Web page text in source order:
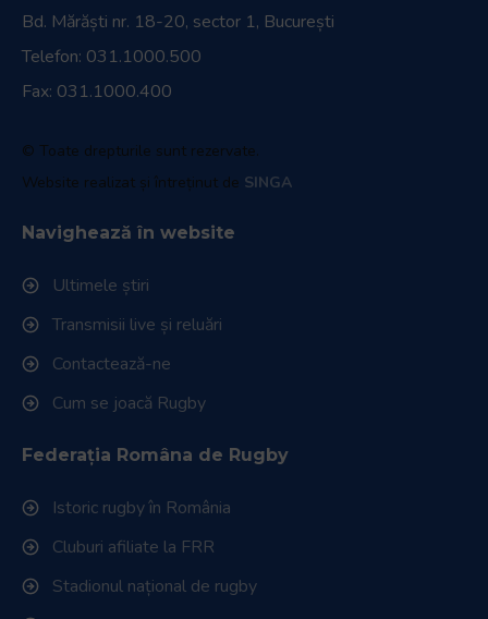
Bd. Mărăști nr. 18-20, sector 1, București
Telefon: 031.1000.500
Fax: 031.1000.400
© Toate drepturile sunt rezervate.
Website realizat și întreținut de SINGA
Navighează în website
Ultimele știri
Transmisii live și reluări
Contactează-ne
Cum se joacă Rugby
Federația Româna de Rugby
Istoric rugby în România
Cluburi afiliate la FRR
Stadionul național de rugby